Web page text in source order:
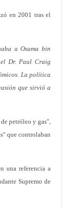
en 2001 tras el
a Osama bin
el Dr. Paul Craig
La política
que sirvió a
petróleo y gas",
que controlaban
una referencia a
Supremo de